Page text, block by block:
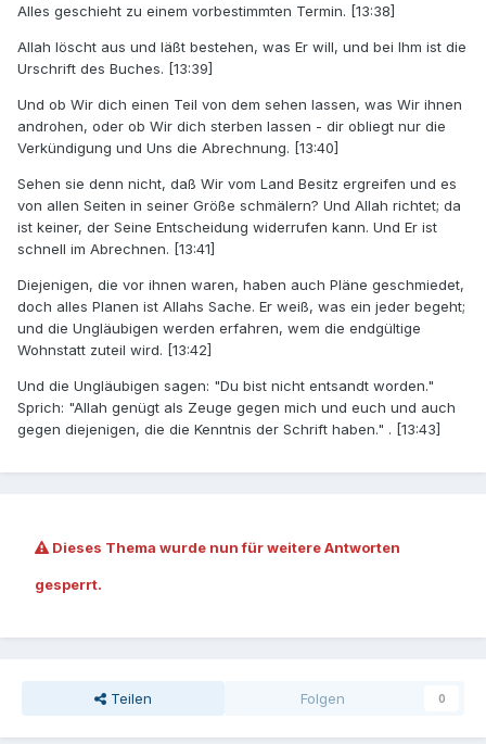
Alles geschieht zu einem vorbestimmten Termin. [13:38]
Allah löscht aus und läßt bestehen, was Er will, und bei Ihm ist die
Urschrift des Buches. [13:39]
Und ob Wir dich einen Teil von dem sehen lassen, was Wir ihnen
androhen, oder ob Wir dich sterben lassen - dir obliegt nur die
Verkündigung und Uns die Abrechnung. [13:40]
Sehen sie denn nicht, daß Wir vom Land Besitz ergreifen und es
von allen Seiten in seiner Größe schmälern? Und Allah richtet; da
ist keiner, der Seine Entscheidung widerrufen kann. Und Er ist
schnell im Abrechnen. [13:41]
Diejenigen, die vor ihnen waren, haben auch Pläne geschmiedet,
doch alles Planen ist Allahs Sache. Er weiß, was ein jeder begeht;
und die Ungläubigen werden erfahren, wem die endgültige
Wohnstatt zuteil wird. [13:42]
Und die Ungläubigen sagen: "Du bist nicht entsandt worden."
Sprich: "Allah genügt als Zeuge gegen mich und euch und auch
gegen diejenigen, die die Kenntnis der Schrift haben." . [13:43]
Dieses Thema wurde nun für weitere Antworten
gesperrt.
Teilen Folgen 0